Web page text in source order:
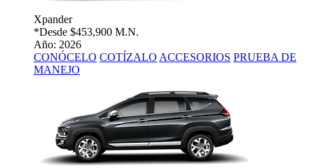
Xpander
*Desde $453,900 M.N.
Año: 2026
CONÓCELO COTÍZALO ACCESORIOS PRUEBA DE
MANEJO